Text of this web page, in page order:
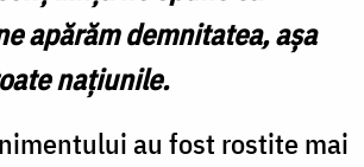
apărăm demnitatea, așa
națiunile.
au fost rostite mai